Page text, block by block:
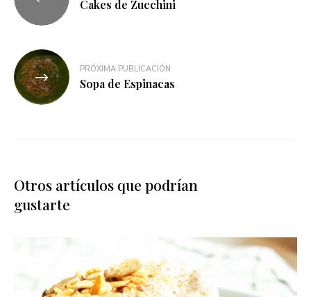
Cakes de Zucchini
PRÓXIMA PUBLICACIÓN
Sopa de Espinacas
Otros artículos que podrían
gustarte